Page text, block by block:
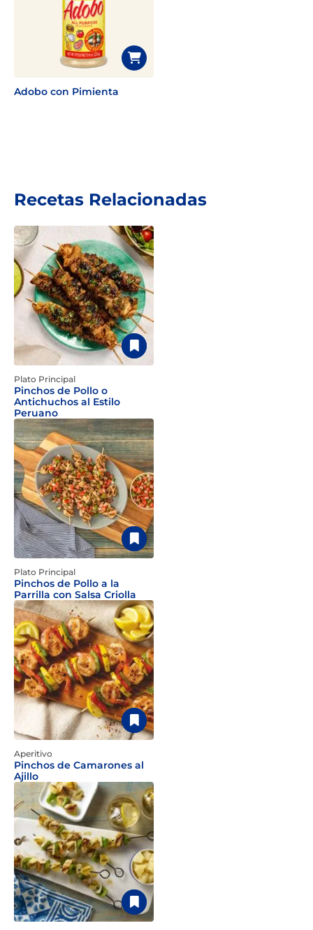
Adobo con Pimienta
Recetas Relacionadas
Plato Principal
Pinchos de Pollo o
Antichuchos al Estilo
Peruano
Plato Principal
Pinchos de Pollo a la
Parrilla con Salsa Criolla
Aperitivo
Pinchos de Camarones al
Ajillo